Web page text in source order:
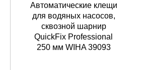
Автоматические клещи
для водяных насосов,
сквозной шарнир
QuickFix Professional
250 мм WIHA 39093